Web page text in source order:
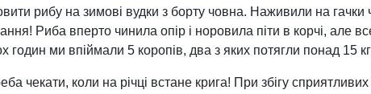
рибу на зимові вудки з борту човна. Наживили на гачки
Риба вперто чинила опір і норовила піти в корчі, але
ми впіймали 5 коропів, два з яких потягли понад 15
чекати, коли на річці встане крига! При збігу